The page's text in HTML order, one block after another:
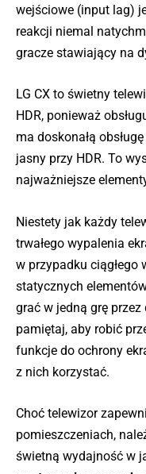
wejściowe (input lag)
reakcji niemal
gracze stawiający na
LG CX to świetny
HDR, ponieważ
ma doskonałą
jasny przy HDR. To
najważniejsze
Niestety jak każdy
trwałego wypalenia
w przypadku ciągłego
statycznych
grać w jedną grę przez
pamiętaj, aby robić
funkcje do ochrony
z nich korzystać.
Choć telewizor
pomieszczeniach,
świetną wydajność w